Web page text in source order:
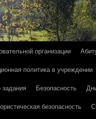
организации
политика в учреждении
задания
Безопасность
безопасность